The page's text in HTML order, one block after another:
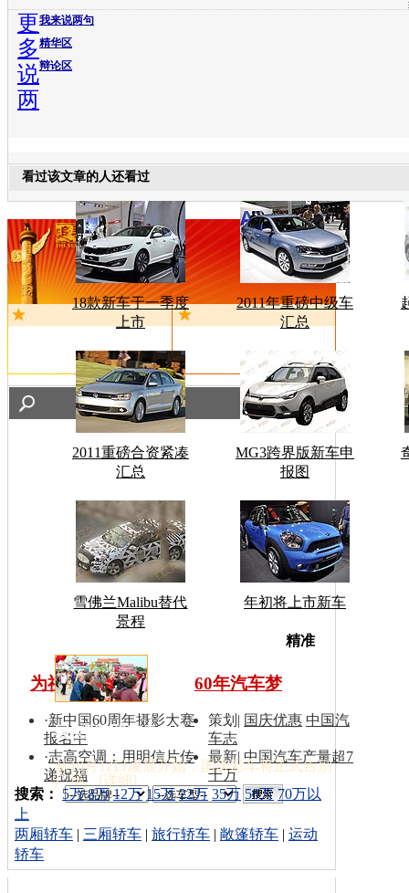
我来说两句
精华区
辩论区
更
多
说
两
看过该文章的人还看过
18款新车于一季度
上市
2011年重磅中级车
汇总
2011重磅合资紧凑
汇总
MG3跨界版新车申
报图
雪佛兰Malibu替代
景程
年初将上市新车
国庆彩车撤离天安门
从10月12日凌晨开始，国庆彩车将正式告别
广场…[详细 ]
为祖国同喝彩
·新中国60周年摄影大赛
报名中
·志高空调：用明信片传
递祝福
60年汽车梦
策划 | 国庆优惠 中国汽
车志
最新|中国汽车产量超7
千万
车型搜
索：
精准
搜索： 5万 8万 12万 15万 22万 35万 50万 70万以
上
两厢轿车 | 三厢轿车 | 旅行轿车 | 敞篷轿车 | 运动
轿车